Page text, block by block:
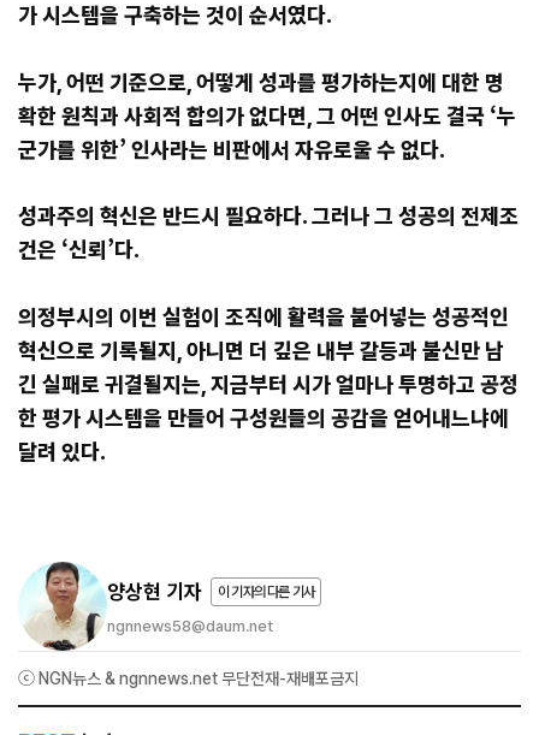
가 시스템을 구축하는 것이 순서였다.
누가, 어떤 기준으로, 어떻게 성과를 평가하는지에 대한 명
확한 원칙과 사회적 합의가 없다면, 그 어떤 인사도 결국 ‘누
군가를 위한’ 인사라는 비판에서 자유로울 수 없다.
성과주의 혁신은 반드시 필요하다.그러나 그 성공의 전제조
건은 ‘신뢰’다.
의정부시의 이번 실험이 조직에 활력을 불어넣는 성공적인
혁신으로 기록될지, 아니면 더 깊은 내부 갈등과 불신만 남
긴 실패로 귀결될지는, 지금부터 시가 얼마나 투명하고 공정
한 평가 시스템을 만들어 구성원들의 공감을 얻어내느냐에
달려 있다.
양상현 기자 이 기자의 다른 기사
ngnnews58@daum.net
ⓒ NGN뉴스 & ngnnews.net 무단전재-재배포금지